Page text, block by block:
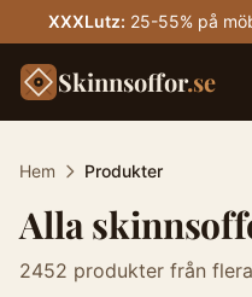
XXXLutz: 25-55% på
Skinnsoffor.se
Hem Produkter
Alla
2452 produkter från